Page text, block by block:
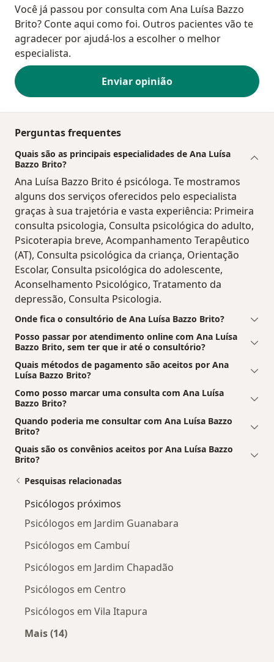
Você já passou por consulta com Ana Luísa Bazzo
Brito? Conte aqui como foi. Outros pacientes vão te
agradecer por ajudá-los a escolher o melhor
especialista.
Enviar opinião
Perguntas frequentes
Quais são as principais especialidades de Ana Luísa
Bazzo Brito?
Ana Luísa Bazzo Brito é psicóloga. Te mostramos
alguns dos serviços oferecidos pelo especialista
graças à sua trajetória e vasta experiência: Primeira
consulta psicologia, Consulta psicológica do adulto,
Psicoterapia breve, Acompanhamento Terapêutico
(AT), Consulta psicológica da criança, Orientação
Escolar, Consulta psicológica do adolescente,
Aconselhamento Psicológico, Tratamento da
depressão, Consulta Psicologia.
Onde fica o consultório de Ana Luísa Bazzo Brito?
Posso passar por atendimento online com Ana Luísa
Bazzo Brito, sem ter que ir até o consultório?
Quais métodos de pagamento são aceitos por Ana
Luísa Bazzo Brito?
Como posso marcar uma consulta com Ana Luísa
Bazzo Brito?
Quando poderia me consultar com Ana Luísa Bazzo
Brito?
Quais são os convênios aceitos por Ana Luísa Bazzo
Brito?
Pesquisas relacionadas
Psicólogos próximos
Psicólogos em Jardim Guanabara
Psicólogos em Cambuí
Psicólogos em Jardim Chapadão
Psicólogos em Centro
Psicólogos em Vila Itapura
Mais (14)